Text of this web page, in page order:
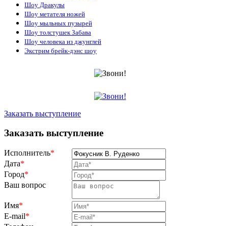
Шоу Дракулы
Шоу метателя ножей
Шоу мыльных пузырей
Шоу толстушек Забава
Шоу человека из джунглей
Экстрим брейк-дэнс шоу
Заказать выступление
Заказать выступление
Исполнитель*
Дата*
Город*
Ваш вопрос
Имя*
E-mail*